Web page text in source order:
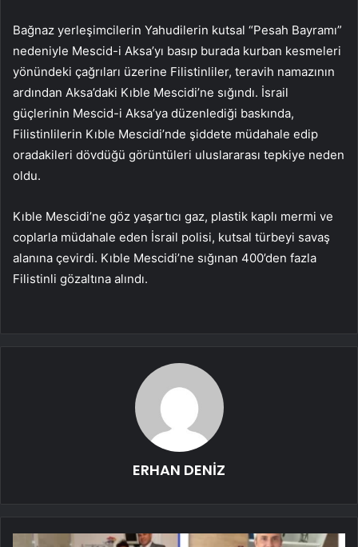
Bağnaz yerleşimcilerin Yahudilerin kutsal “Pesah Bayramı”
nedeniyle Mescid-i Aksa’yı basıp burada kurban kesmeleri
yönündeki çağrıları üzerine Filistinliler, teravih namazının
ardından Aksa’daki Kıble Mescidi’ne sığındı. İsrail
güçlerinin Mescid-i Aksa’ya düzenlediği baskında,
Filistinlilerin Kıble Mescidi’nde şiddete müdahale edip
oradakileri dövdüğü görüntüleri uluslararası tepkiye neden
oldu.
Kıble Mescidi’ne göz yaşartıcı gaz, plastik kaplı mermi ve
coplarla müdahale eden İsrail polisi, kutsal türbeyi savaş
alanına çevirdi. Kıble Mescidi’ne sığınan 400’den fazla
Filistinli gözaltına alındı.
ERHAN DENİZ